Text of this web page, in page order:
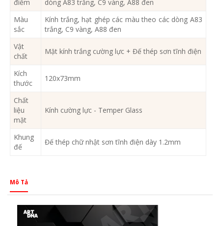
điểm
dòng A83 trắng, C9 vàng, A88 đen
Màu
sắc
Kính trắng, hạt ghép các màu theo các dòng A83
trắng, C9 vàng, A88 đen
Vật
chất
Mặt kính trắng cường lực + Đế thép sơn tĩnh điện
Kích
thước
120x73mm
Chất
liệu
mặt
Kính cường lực - Temper Glass
Khung
đế
Đế thép chữ nhật sơn tĩnh điện dày 1.2mm
Mô Tả